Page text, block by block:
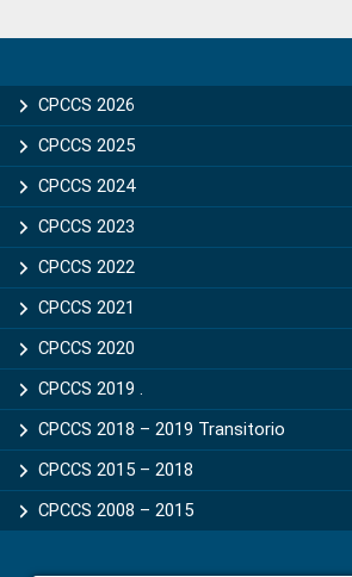
Sidebar
CPCCS 2026
CPCCS 2025
CPCCS 2024
CPCCS 2023
CPCCS 2022
CPCCS 2021
CPCCS 2020
CPCCS 2019 .
CPCCS 2018 – 2019 Transitorio
CPCCS 2015 – 2018
CPCCS 2008 – 2015